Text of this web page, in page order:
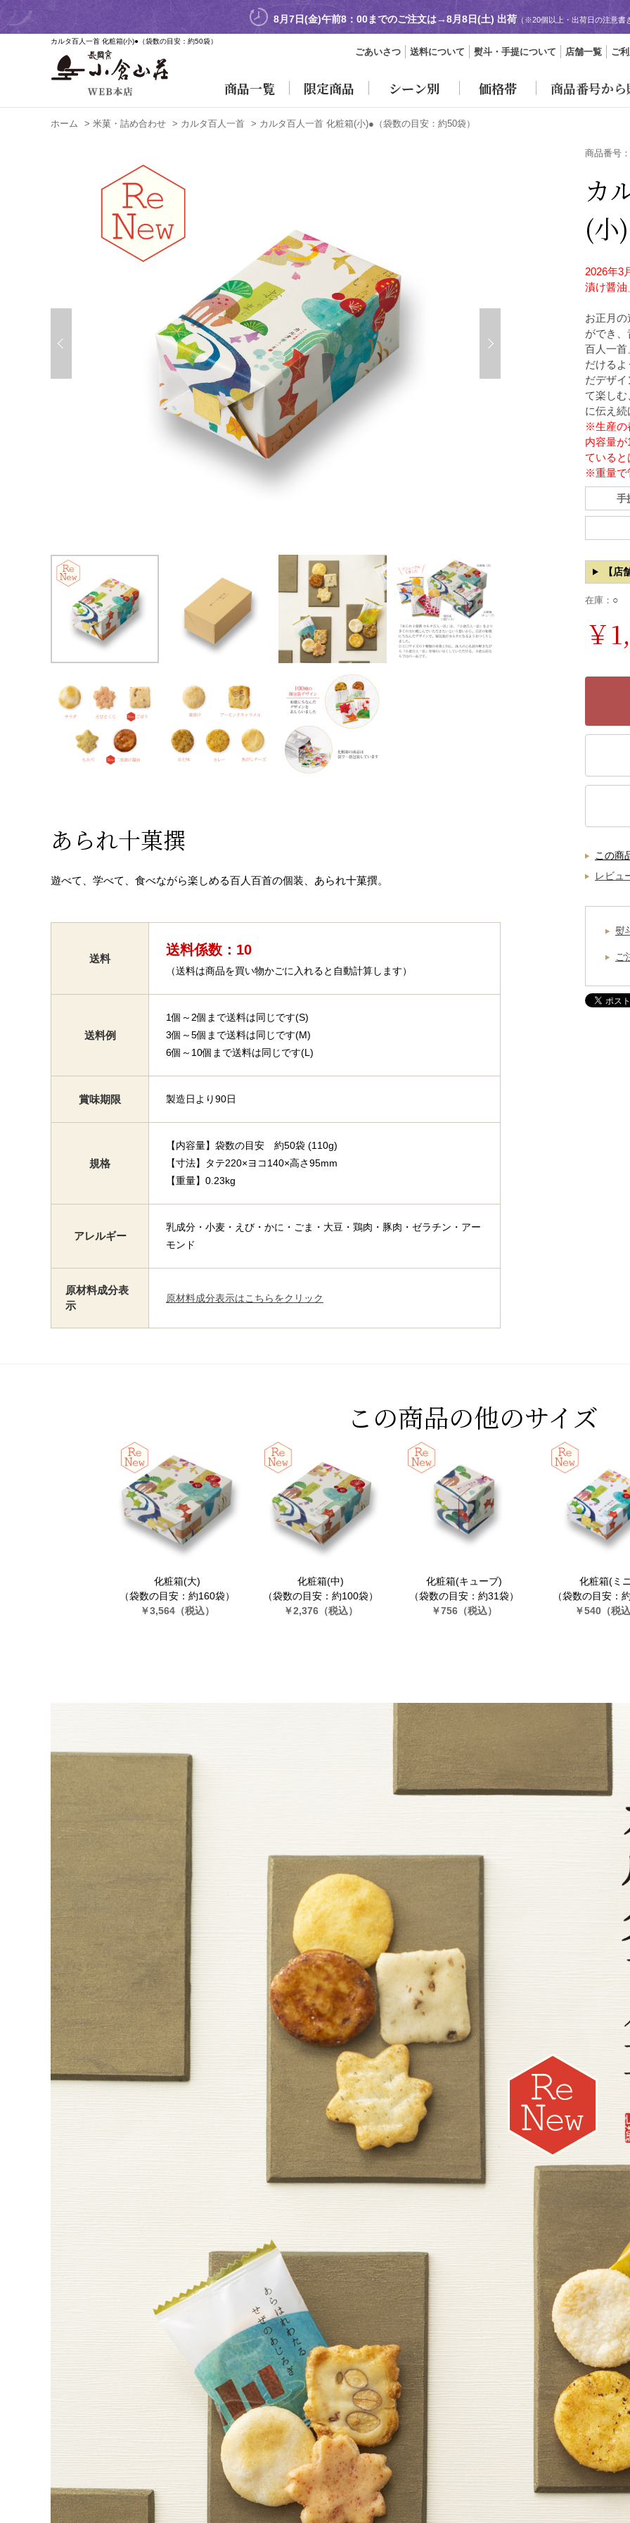
カルタ百人一首 化粧箱(小)● （袋数の目安：約50袋）
8月7日(金)午前8：00までのご注文は→8月8日(土) 出荷 （※20個以上・出荷日の注意書
ごあいさつ 送料について 熨斗・手提について 店舗一覧 ご
商品一覧 限定商品 シーン別 価格帯 商品番号から
ホーム > 米菓・詰め合わせ > カルタ百人一首 > カルタ百人一首 化粧箱(小)● （袋数の目安：約50袋）
あられ十菓撰
遊べて、学べて、食べながら楽しめる百人百首の個装、あられ十菓撰。
送料
送料係数：10
（送料は商品を買い物かごに入れると自動計算します）
送料例
1個～2個まで送料は同じです(S)
3個～5個まで送料は同じです(M)
6個～10個まで送料は同じです(L)
賞味期限 製造日より90日
規格
【内容量】袋数の目安 約50袋 (110g)
【寸法】タテ220×ヨコ140×高さ95mm
【重量】0.23kg
アレルギー
乳成分・小麦・えび・かに・ごま・大豆・鶏肉・豚肉・ゼラチン・アー
モンド
原材料成分表
示
原材料成分表示はこちらをクリック
商品番号：
カ
(
2026年3
漬け醤油
お正月
ができ
百人一首
だける
だデザ
て楽しむ
に伝え続
※生産の
内容量
ていると
※重量で
手
【店
在庫： ○
￥
熨
ご
この商
レビュ
この商品の他のサイズ
化粧箱(大)
（袋数の目安：約160袋）
￥3,564 （税込）
化粧箱(中)
（袋数の目安：約100袋）
￥2,376 （税込）
化粧箱(キューブ)
（袋数の目安：約31袋）
￥756 （税込）
化粧箱(ミ
（袋数の目安：
￥540 （税込